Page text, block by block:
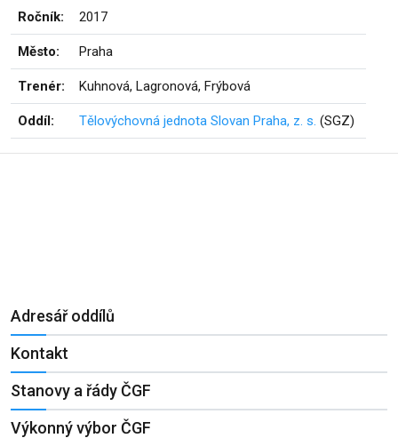
Ročník: 2017
Město: Praha
Trenér: Kuhnová, Lagronová, Frýbová
Oddíl: Tělovýchovná jednota Slovan Praha, z. s. (SGZ)
Adresář oddílů
Kontakt
Stanovy a řády ČGF
Výkonný výbor ČGF